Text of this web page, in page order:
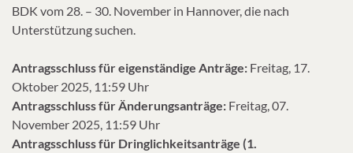
BDK vom 28. – 30. November in Hannover, die nach
Unterstützung suchen.
Antragsschluss für eigenständige Anträge: Freitag, 17.
Oktober 2025, 11:59 Uhr
Antragsschluss für Änderungsanträge: Freitag, 07.
November 2025, 11:59 Uhr
Antragsschluss für Dringlichkeitsanträge (1.